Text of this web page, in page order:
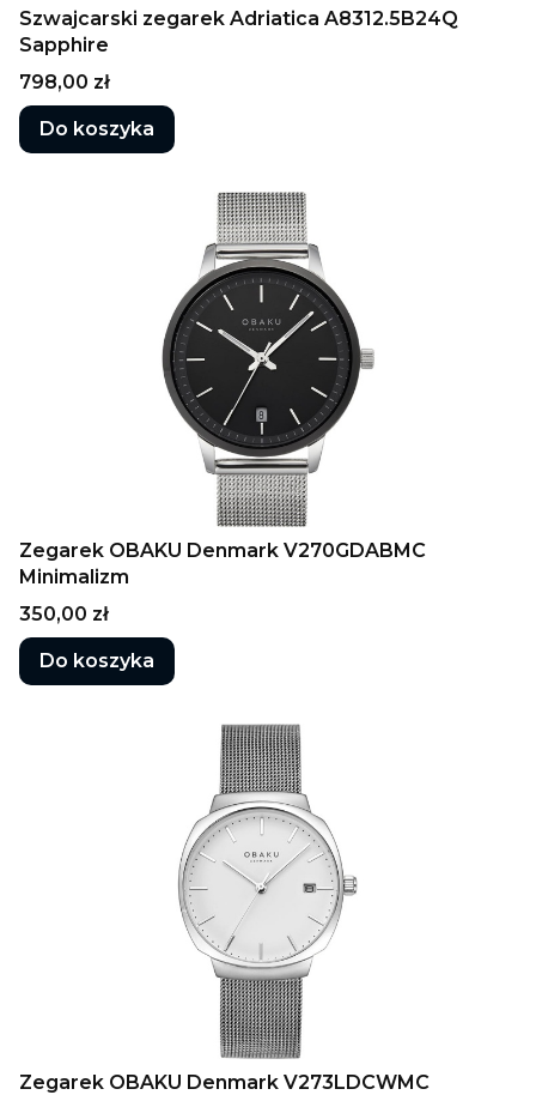
Szwajcarski zegarek Adriatica A8312.5B24Q
Sapphire
Cena
798,00 zł
Do koszyka
Zegarek OBAKU Denmark V270GDABMC
Minimalizm
Cena
350,00 zł
Do koszyka
Zegarek OBAKU Denmark V273LDCWMC